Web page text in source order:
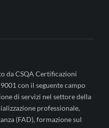
da CSQA Certificazioni
con il seguente campo
di servizi nel settore della
professionale,
(FAD), formazione sul